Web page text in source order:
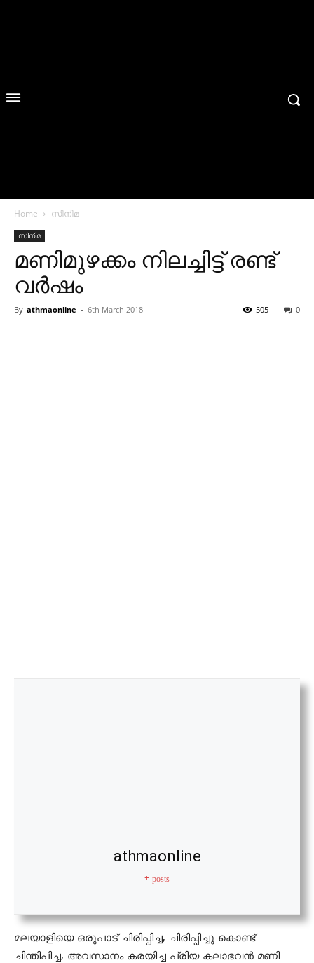
Home സിനിമ
സിനിമ
മണിമുഴക്കം നിലച്ചിട്ട് രണ്ട്
വര്‍ഷം
By athmaonline - 6th March 2018 0
505
athmaonline
+ posts
മലയാളിയെ ഒരുപാട് ചിരിപ്പിച്ച, ചിരിപ്പിച്ചു കൊണ്ട്
ചിന്തിപിച്ച, അവസാനം കരയിച്ച പ്രിയ കലാഭവന്‍ മണി